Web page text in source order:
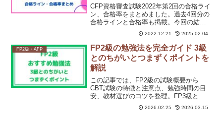
CFP資格審査試験2022年第2回の合格ライ
ン、合格率をまとめました。過去4回分の
合格ラインと合格率も掲載。今回の結果
と過去回の結果を比較して出題の傾向分
析もしています。CFP資格審査試験の受
験を検討している方はぜひ読んでみてく
ださい。
2022.12.21 2025.02.04
FP2級・AFP
FP2級の勉強法を完全ガイド 3級
とのちがいとつまずくポイントを
解説
この記事では、FP2級の試験概要から
CBT試験の特徴と注意点、勉強時間の目
安、教材選びのコツを整理。FP3級との
違いを踏まえた基本の勉強法や、つまず
きやすいポイントも解説します。独学と
2026.02.25 2026.03.15